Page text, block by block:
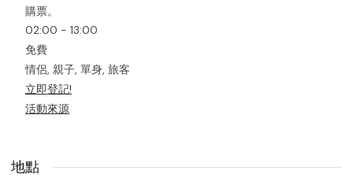
購票。
02:00 - 13:00
免費
情侶, 親子, 單身, 旅客
立即登記!
活動來源
地點